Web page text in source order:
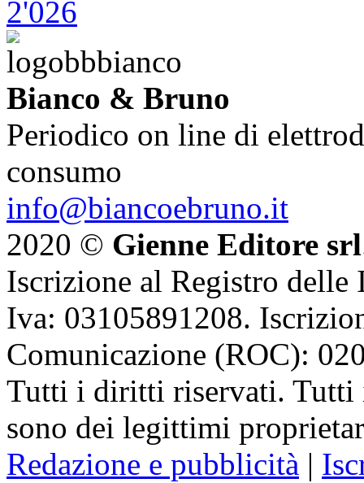
Bianco & Bruno
Periodico on line di
consumo
info@biancoebruno.it
2020 © Gienne Editore srl
Iscrizione al Registro delle
Iva: 03105891208.
Comunicazione (ROC):
Tutti i diritti riservati. Tutti
sono dei legittimi
Redazione e pubblicità |